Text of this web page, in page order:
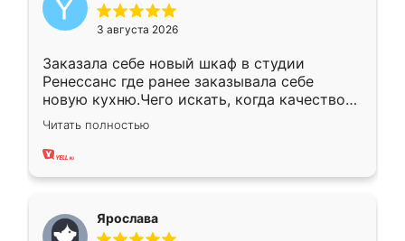
3 августа 2026
Заказала себе новый шкаф в студии
Ренессанс где ранее заказывала себе
новую кухню.Чего искать, когда качеством
вполне довольна. Служит кухня уже почти
два года, нареканий нет.
Читать полностью
Ярослава